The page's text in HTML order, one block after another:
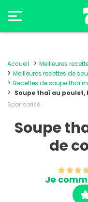
Accueil
Meilleures
Meilleures recettes de
Recettes de soupe thaï
Soupe thaï au
Sponsorisé
Soupe
de
Je